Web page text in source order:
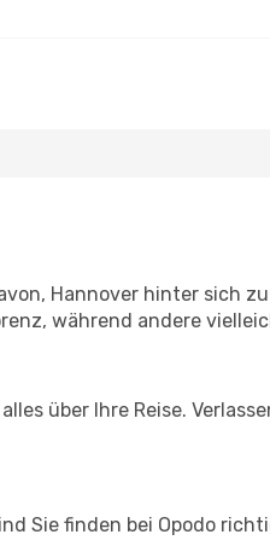
Hannover hinter sich
während andere
über Ihre Reise.
Sie finden bei Opodo